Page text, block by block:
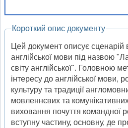
Короткий опис документу
Цей документ описує сценарій
англійської мови під назвою
світу англійської". Головною
інтересу до англійської мови,
культуру та традиції
мовленнєвих та
виховання почуття командної
вступну частину, основну, де